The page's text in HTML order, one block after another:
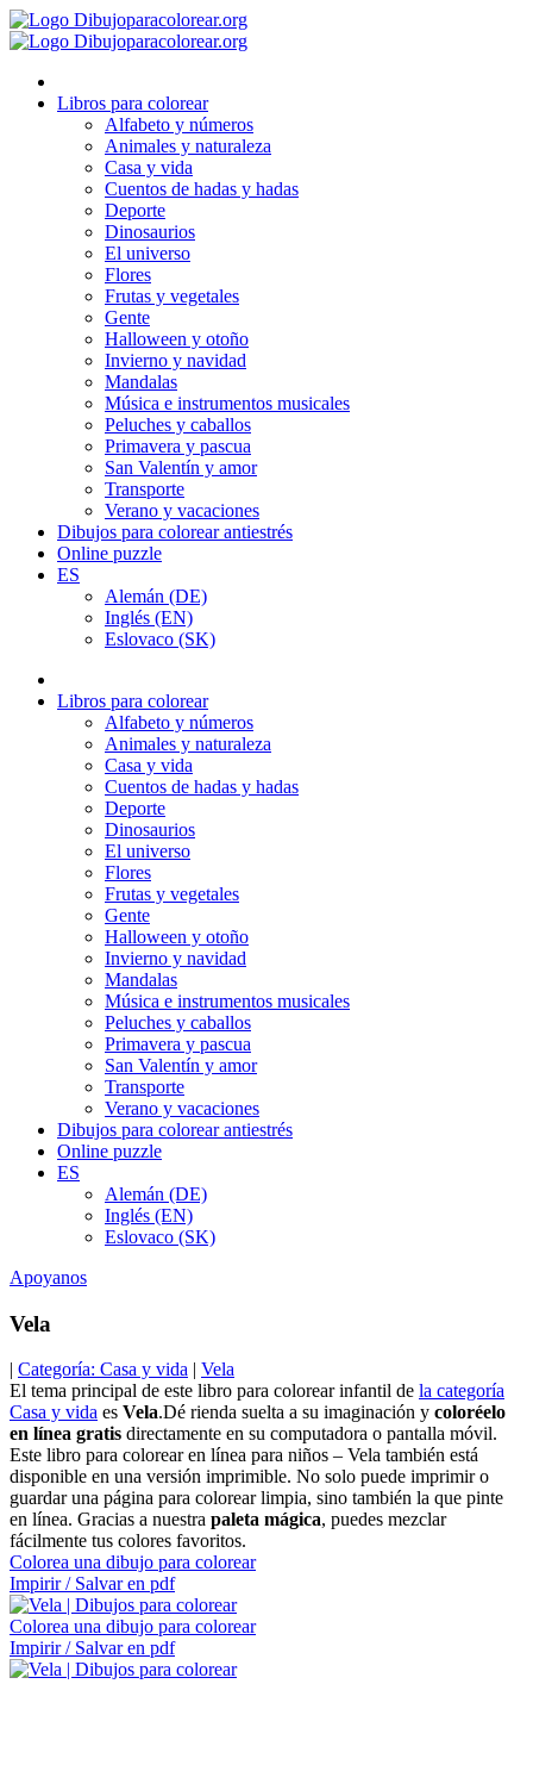
Ir
al
Libros para colorear
Alfabeto y números
Animales y naturaleza
Casa y vida
Cuentos de hadas y hadas
Deporte
Dinosaurios
El universo
Flores
Frutas y vegetales
Gente
Halloween y otoño
Invierno y navidad
Mandalas
Música e instrumentos musicales
Peluches y caballos
Primavera y pascua
San Valentín y amor
Transporte
Verano y vacaciones
Dibujos para colorear antiestrés
Online puzzle
ES
Alemán (DE)
Inglés (EN)
Eslovaco (SK)
Libros para colorear
Alfabeto y números
Animales y naturaleza
Casa y vida
Cuentos de hadas y hadas
Deporte
Dinosaurios
El universo
Flores
Frutas y vegetales
Gente
Halloween y otoño
Invierno y navidad
Mandalas
Música e instrumentos musicales
Peluches y caballos
Primavera y pascua
San Valentín y amor
Transporte
Verano y vacaciones
Dibujos para colorear antiestrés
Online puzzle
ES
Alemán (DE)
Inglés (EN)
Eslovaco (SK)
Apoyanos
Vela
| Categoría: Casa y vida | Vela
El tema principal de este libro para colorear infantil de la categoría
Casa y vida es Vela.Dé rienda suelta a su imaginación y coloréelo
en línea gratis directamente en su computadora o pantalla móvil.
Este libro para colorear en línea para niños – Vela también está
disponible en una versión imprimible. No solo puede imprimir o
guardar una página para colorear limpia, sino también la que pinte
en línea. Gracias a nuestra paleta mágica, puedes mezclar
fácilmente tus colores favoritos.
Colorea una dibujo para colorear
Impirir / Salvar en pdf
Colorea una dibujo para colorear
Impirir / Salvar en pdf